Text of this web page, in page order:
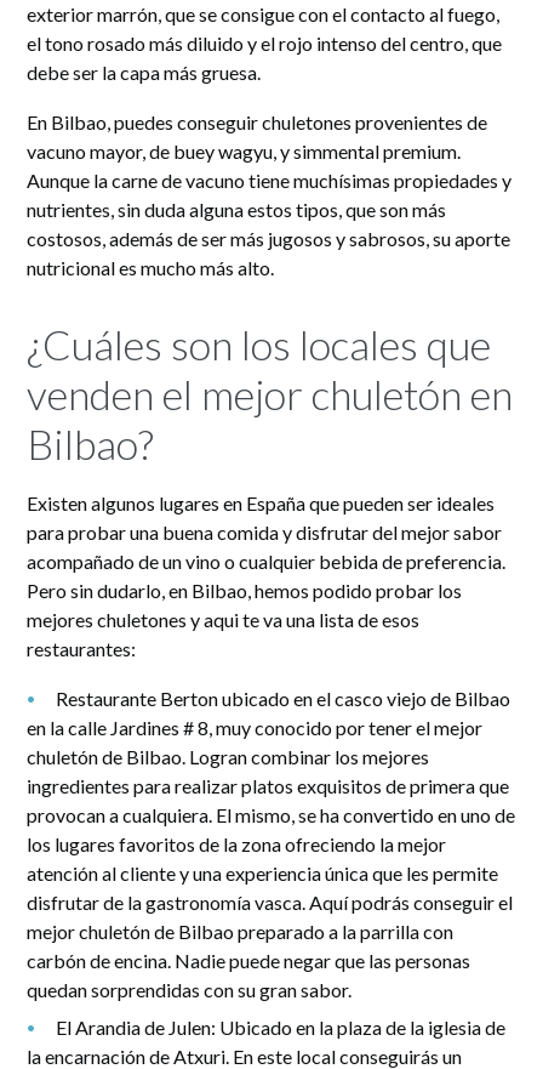
exterior marrón, que se consigue con el contacto al fuego,
el tono rosado más diluido y el rojo intenso del centro, que
debe ser la capa más gruesa.
En Bilbao, puedes conseguir chuletones provenientes de
vacuno mayor, de buey wagyu, y simmental premium.
Aunque la carne de vacuno tiene muchísimas propiedades y
nutrientes, sin duda alguna estos tipos, que son más
costosos, además de ser más jugosos y sabrosos, su aporte
nutricional es mucho más alto.
¿Cuáles son los locales que
venden el mejor chuletón en
Bilbao?
Existen algunos lugares en España que pueden ser ideales
para probar una buena comida y disfrutar del mejor sabor
acompañado de un vino o cualquier bebida de preferencia.
Pero sin dudarlo, en Bilbao, hemos podido probar los
mejores chuletones y aqui te va una lista de esos
restaurantes:
Restaurante Berton ubicado en el casco viejo de Bilbao
en la calle Jardines # 8, muy conocido por tener el mejor
chuletón de Bilbao. Logran combinar los mejores
ingredientes para realizar platos exquisitos de primera que
provocan a cualquiera. El mismo, se ha convertido en uno de
los lugares favoritos de la zona ofreciendo la mejor
atención al cliente y una experiencia única que les permite
disfrutar de la gastronomía vasca. Aquí podrás conseguir el
mejor chuletón de Bilbao preparado a la parrilla con
carbón de encina. Nadie puede negar que las personas
quedan sorprendidas con su gran sabor.
El Arandia de Julen: Ubicado en la plaza de la iglesia de
la encarnación de Atxuri. En este local conseguirás un